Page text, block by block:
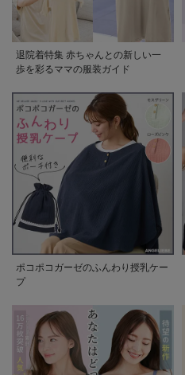
退院着特集 赤ちゃんとの新しい一
歩を彩るママの服装ガイド
ポコポコガーゼのふんわり授乳ケー
プ